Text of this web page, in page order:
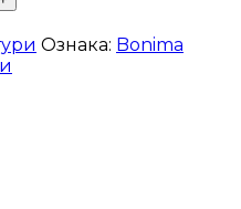
Ознака: Bonima